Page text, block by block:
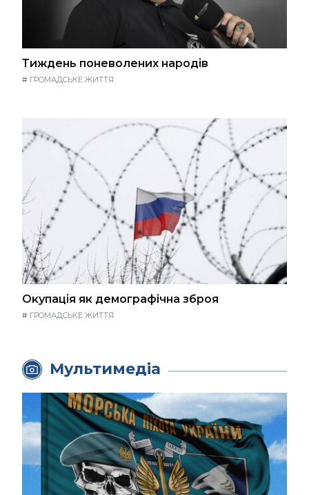
Тиждень поневолених народів
# ГРОМАДСЬКЕ ЖИТТЯ
Окупація як демографічна зброя
# ГРОМАДСЬКЕ ЖИТТЯ
Мультимедіа